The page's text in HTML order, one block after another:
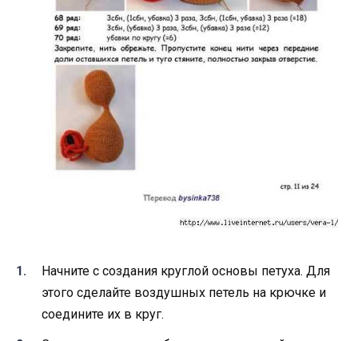
Начните с создания круглой основы петуха. Для
этого сделайте воздушных петель на крючке и
соедините их в круг.